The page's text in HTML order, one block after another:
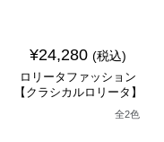
¥24,280 (税込)
ロリータファッション
【クラシカルロリータ】
シャーリングレースフリ
ルシフォンスカートドレ
全2色